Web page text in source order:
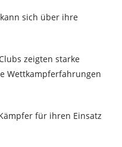
sich über ihre
zeigten starke
Wettkampferfahrungen
für ihren Einsatz